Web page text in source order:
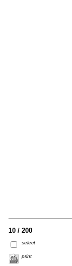
10 / 200
select
print